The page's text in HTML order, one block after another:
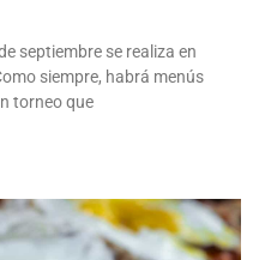
septiembre se realiza en
siempre, habrá menús
torneo que